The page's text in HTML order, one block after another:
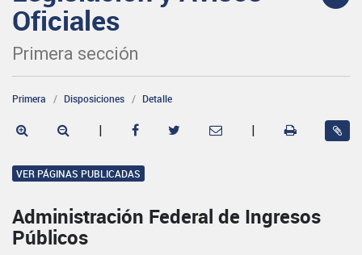
Oficiales
Primera sección
Primera Disposiciones Detalle
| |
VER PÁGINAS PUBLICADAS
Administración Federal de Ingresos
Públicos